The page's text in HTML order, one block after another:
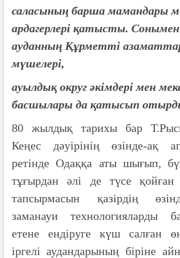
саласының барша мамандары
ардагерлері қатысты.
ауданның Құрметті
мүшелері,
ауылдық округ әкімдері мен
басшылары да қатысып
80 жылдық тарихы бар
Кеңес дәуірінің өзінде-ақ
ретінде Одаққа аты шығып,
тұғырдан әлі де түсе
тапсырмасын қазірдің
заманауи технологияларды
етене ендіруге күш салған
іргелі аудандарының біріне